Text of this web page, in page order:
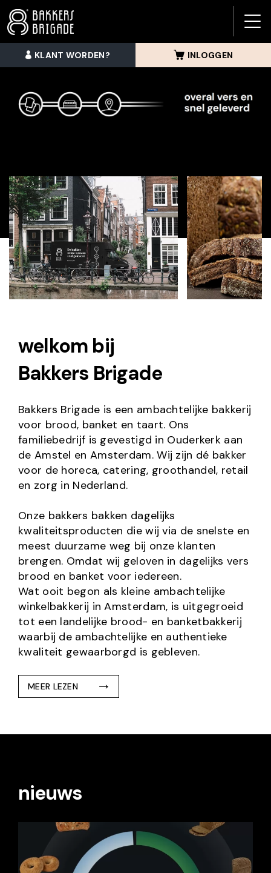
KLANT WORDEN? INLOGGEN
welkom bij
Bakkers Brigade
Bakkers Brigade is een ambachtelijke bakkerij
voor brood, banket en taart. Ons
familiebedrijf is gevestigd in Ouderkerk aan
de Amstel en Amsterdam. Wij zijn dé bakker
voor de horeca, catering, groothandel, retail
en zorg in Nederland.
Onze bakkers bakken dagelijks
kwaliteitsproducten die wij via de snelste en
meest duurzame weg bij onze klanten
brengen. Omdat wij geloven in dagelijks vers
brood en banket voor iedereen.
Wat ooit begon als kleine ambachtelijke
winkelbakkerij in Amsterdam, is uitgegroeid
tot een landelijke brood- en banketbakkerij
waarbij de ambachtelijke en authentieke
kwaliteit gewaarborgd is gebleven.
MEER LEZEN
nieuws